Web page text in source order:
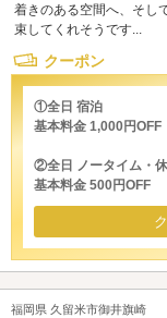
着きのある空間へ、そし
束してくれそうです...
クーポン
①全日 宿泊
基本料金 1,000円OFF
②全日 ノータイム・
基本料金 500円OFF
福岡県 久留米市御井旗崎